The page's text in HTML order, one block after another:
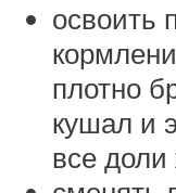
освоить
плотно
кушал и
все